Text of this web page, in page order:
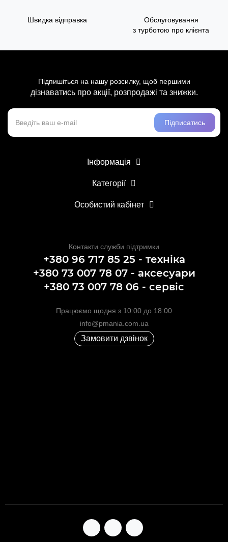
Швидка відправка
Обслуговування
з турботою про клієнта
Підпишіться на нашу розсилку, щоб першими
дізнаватись про акції, розпродажі та знижки.
Підписатись
Інформація
Категорії
Особистий кабінет
Контакти служби підтримки
+380 96 717 85 25 - техніка
+380 73 007 78 07 - аксесуари
+380 73 007 78 06 - сервіс
Працюємо щодня з 10:00 до 18:00
info@pmania.com.ua
Замовити дзвінок